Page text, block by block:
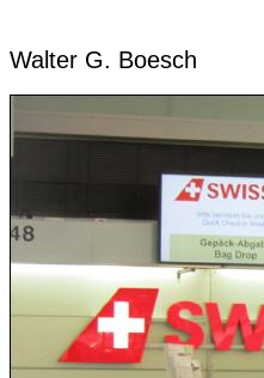
Walter G. Boesch